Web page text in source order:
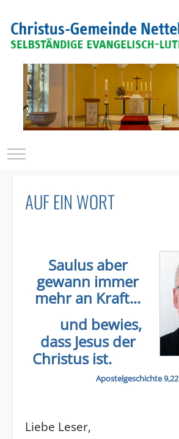
Mobile Menu Toggle
AUF EIN WORT
Saulus aber
gewann immer
mehr an Kraft...
und bewies,
dass Jesus der
Christus ist.
Apostelgeschichte 9,22
Liebe Leser,